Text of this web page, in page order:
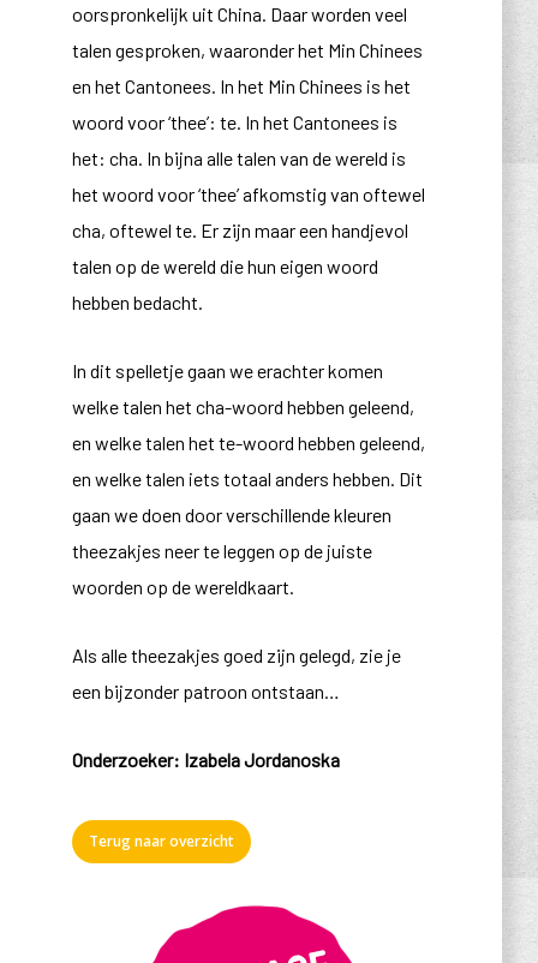
oorspronkelijk uit China. Daar worden veel
talen gesproken, waaronder het Min Chinees
en het Cantonees. In het Min Chinees is het
woord voor ‘thee’: te. In het Cantonees is
het: cha. In bijna alle talen van de wereld is
het woord voor ‘thee’ afkomstig van oftewel
cha, oftewel te. Er zijn maar een handjevol
talen op de wereld die hun eigen woord
hebben bedacht.
In dit spelletje gaan we erachter komen
welke talen het cha-woord hebben geleend,
en welke talen het te-woord hebben geleend,
en welke talen iets totaal anders hebben. Dit
gaan we doen door verschillende kleuren
theezakjes neer te leggen op de juiste
woorden op de wereldkaart.
Als alle theezakjes goed zijn gelegd, zie je
een bijzonder patroon ontstaan…
Onderzoeker: Izabela Jordanoska
Terug naar overzicht